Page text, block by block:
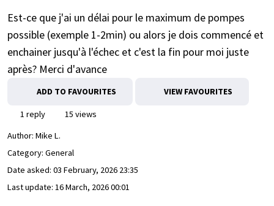
Est-ce que j'ai un délai pour le maximum de pompes
possible (exemple 1-2min) ou alors je dois commencé et
enchainer jusqu'à l'échec et c'est la fin pour moi juste
après? Merci d'avance
ADD TO FAVOURITES VIEW FAVOURITES
1 reply
15 views
Author: Mike L.
Category: General
Date asked: 03 February, 2026 23:35
Last update: 16 March, 2026 00:01